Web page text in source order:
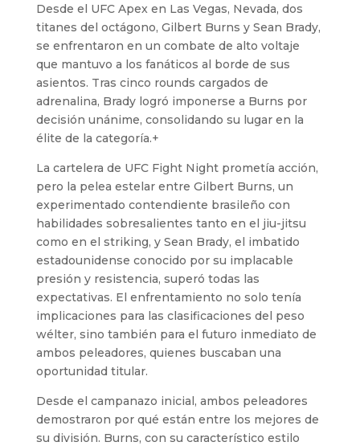
Desde el UFC Apex en Las Vegas, Nevada, dos
titanes del octágono, Gilbert Burns y Sean Brady,
se enfrentaron en un combate de alto voltaje
que mantuvo a los fanáticos al borde de sus
asientos. Tras cinco rounds cargados de
adrenalina, Brady logró imponerse a Burns por
decisión unánime, consolidando su lugar en la
élite de la categoría.+
La cartelera de UFC Fight Night prometía acción,
pero la pelea estelar entre Gilbert Burns, un
experimentado contendiente brasileño con
habilidades sobresalientes tanto en el jiu-jitsu
como en el striking, y Sean Brady, el imbatido
estadounidense conocido por su implacable
presión y resistencia, superó todas las
expectativas. El enfrentamiento no solo tenía
implicaciones para las clasificaciones del peso
wélter, sino también para el futuro inmediato de
ambos peleadores, quienes buscaban una
oportunidad titular.
Desde el campanazo inicial, ambos peleadores
demostraron por qué están entre los mejores de
su división. Burns, con su característico estilo